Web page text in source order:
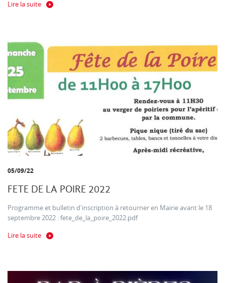
Lire la suite
05/09/22
FETE DE LA POIRE 2022
Programme et bulletin d'inscription à retourner en Mairie avant le 18
septembre 2022 : fete_de_la_poire_2022.pdf
Lire la suite